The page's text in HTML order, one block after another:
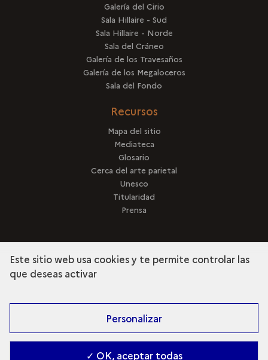
Galería del Cirio
Sala Hillaire - Sud
Sala Hillaire - Norde
Sala del Cráneo
Galería de los Travesaños
Galería de los Megaloceros
Sala del Fondo
Recursos
Mapa del sitio
Mediateca
Glosario
Cerca del arte parietal
Unesco
Titularidad
Prensa
Descubra la colección
Este sitio web usa cookies y te permite controlar las
que deseas activar
Personalizar
✓ OK, aceptar todas